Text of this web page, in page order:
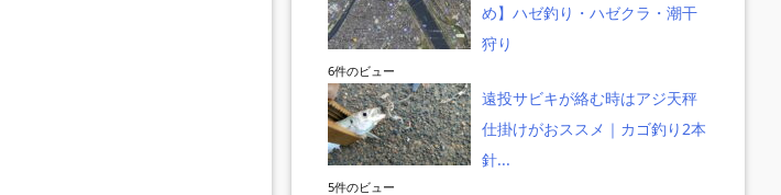
め】ハゼ釣り・ハゼクラ・潮干
狩り
6件のビュー
遠投サビキが絡む時はアジ天秤
仕掛けがおススメ｜カゴ釣り2本
針...
5件のビュー